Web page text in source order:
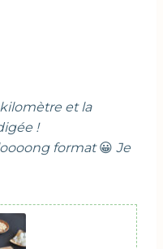
kilomètre et la
!
format😀 Je